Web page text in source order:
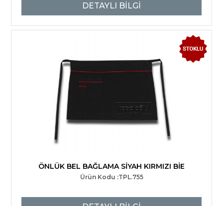
DETAYLI BİLGİ
ÖNLÜK BEL BAĞLAMA SİYAH KIRMIZI BİE
Ürün Kodu :TPL.755